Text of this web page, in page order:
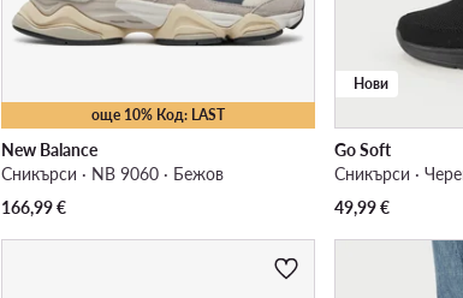
още 10% Код: LAST
New Balance
Сникърси · NB 9060 · Бежов
166,99€
Нови
Go Soft
Сникърси ·
49,99€